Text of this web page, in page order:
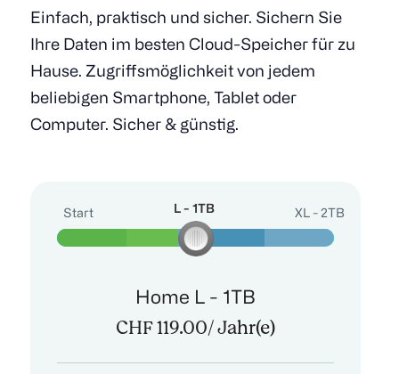
Einfach, praktisch und sicher. Sichern Sie
Ihre Daten im besten Cloud-Speicher für zu
Hause. Zugriffsmöglichkeit von jedem
beliebigen Smartphone, Tablet oder
Computer. Sicher & günstig.
L - 1TB
Start L - 1TB XL - 2TB
Home L - 1TB
CHF 119.00/ Jahr(e)